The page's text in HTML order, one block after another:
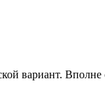
вариант. Вполне